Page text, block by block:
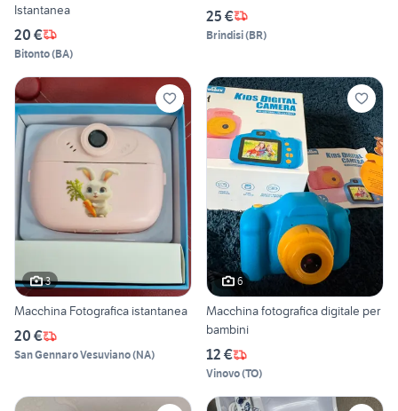
Istantanea
20 €
Bitonto(BA)
25 €
Brindisi(BR)
3
Macchina Fotografica istantanea
20 €
San Gennaro Vesuviano(NA)
6
Macchina fotografica digitale per
bambini
12 €
Vinovo(TO)